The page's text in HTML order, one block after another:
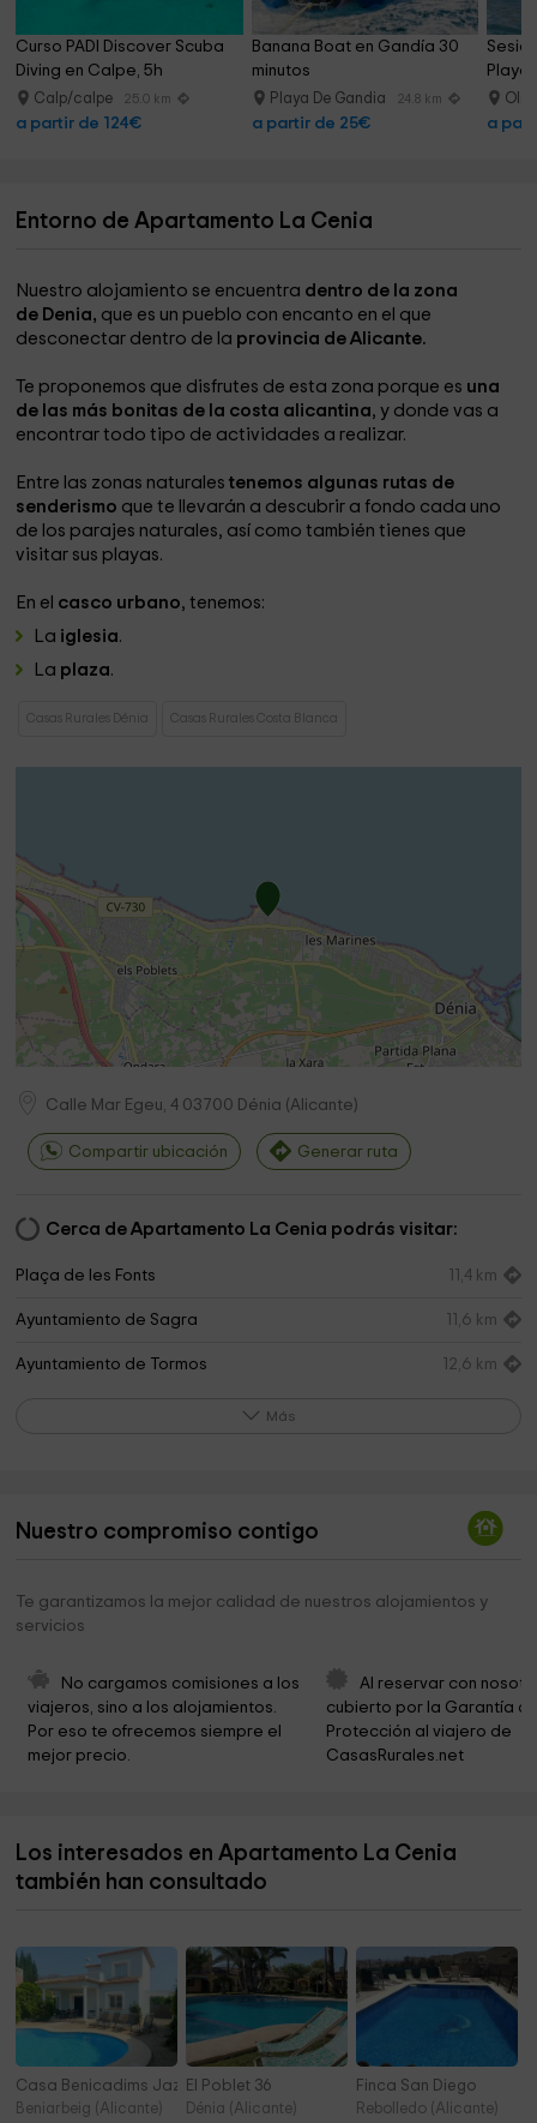
Curso PADI Discover Scuba
Diving en Calpe, 5h
Calp/calpe 25.0 km
a partir de 124€
Banana Boat en Gandía 30
minutos
Playa De Gandia 24.8 km
a partir de 25€
Playa
a
Entorno de Apartamento La Cenia
Nuestro alojamiento se encuentra dentro de la zona
de Denia, que es un pueblo con encanto en el que
desconectar dentro de la provincia de Alicante.
Te proponemos que disfrutes de esta zona porque es una
de las más bonitas de la costa alicantina, y donde vas a
encontrar todo tipo de actividades a realizar.
Entre las zonas naturalestenemos algunas rutas de
senderismo que te llevarán a descubrir a fondo cada uno
de los parajes naturales, así como también tienes que
visitar sus playas.
En el casco urbano, tenemos:
La iglesia.
La plaza.
Casas Rurales Dénia Casas Rurales Costa Blanca
Calle Mar Egeu, 4 03700 Dénia (Alicante)
Compartir ubicación Generar ruta
Cerca de Apartamento La Cenia podrás visitar:
Plaça de les Fonts 11,4 km
Ayuntamiento de Sagra 11,6 km
Ayuntamiento de Tormos 12,6 km
Font De Dalt 13,5 km
Ojo de Agua
Forum Spain
Agrobenissa
Parròquia de Santa Caterina Màrtir 15,3 km
Cementerio Parroquial de Santa Ana 15,7 km
Más
Nuestro compromiso contigo
Te garantizamos la mejor calidad de nuestros alojamientos y
servicios
No cargamos comisiones a los
viajeros, sino a los alojamientos.
Por eso te ofrecemos siempre el
mejor precio.
Al reservar con
cubierto por la Garantía
Protección al viajero de
CasasRurales.net
Los interesados en Apartamento La Cenia
también han consultado
Casa Benicadims Jazmin
Beniarbeig (Alicante)
El Poblet 36
Dénia (Alicante)
Finca San Diego
Rebolledo (Alicante)